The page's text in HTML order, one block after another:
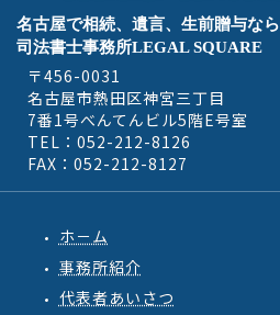
名古屋で相続、遺言、生前贈与なら
司法書士事務所LEGAL SQUARE
〒456-0031
名古屋市熱田区神宮三丁目
7番1号べんてんビル5階E号室
TEL：052-212-8126
FAX：052-212-8127
ホ－ム
事務所紹介
代表者あいさつ